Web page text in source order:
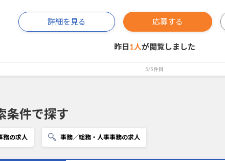
詳細を見る 応募する
昨日1人が閲覧しました
5/5件目
条件で探す
務の求人 事務／総務・人事事務の求人